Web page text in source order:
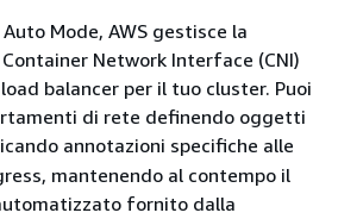
Mode, AWS gestisce la
Network Interface (CNI)
balancer per il tuo cluster. Puoi
di rete definendo oggetti
annotazioni specifiche alle
mantenendo al contempo il
fornito dalla